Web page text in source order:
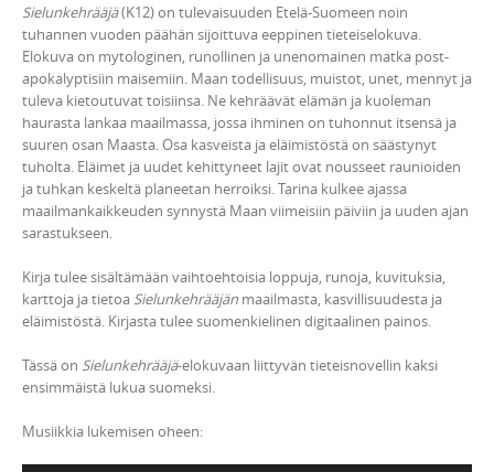
Sielunkehrääjä(K12) on tulevaisuuden Etelä-Suomeen noin
tuhannen vuoden päähän sijoittuva eeppinen tieteiselokuva.
Elokuva on mytologinen, runollinen ja unenomainen matka post-
apokalyptisiin maisemiin. Maan todellisuus, muistot, unet, mennyt ja
tuleva kietoutuvat toisiinsa. Ne kehräävät elämän ja kuoleman
haurasta lankaa maailmassa, jossa ihminen on tuhonnut itsensä ja
suuren osan Maasta. Osa kasveista ja eläimistöstä on säästynyt
tuholta. Eläimet ja uudet kehittyneet lajit ovat nousseet raunioiden
ja tuhkan keskeltä planeetan herroiksi. Tarina kulkee ajassa
maailmankaikkeuden synnystä Maan viimeisiin päiviin ja uuden ajan
sarastukseen.
Kirja tulee sisältämään vaihtoehtoisia loppuja, runoja, kuvituksia,
karttoja ja tietoa Sielunkehrääjän maailmasta, kasvillisuudesta ja
eläimistöstä. Kirjasta tulee suomenkielinen digitaalinen painos.
Tässä on Sielunkehrääjä-elokuvaan liittyvän tieteisnovellin kaksi
ensimmäistä lukua suomeksi.
Musiikkia lukemisen oheen: